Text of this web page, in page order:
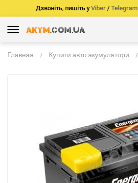
Дзвоніть, пишіть у Viber / Telegram
Главная Купити авто акумулятори